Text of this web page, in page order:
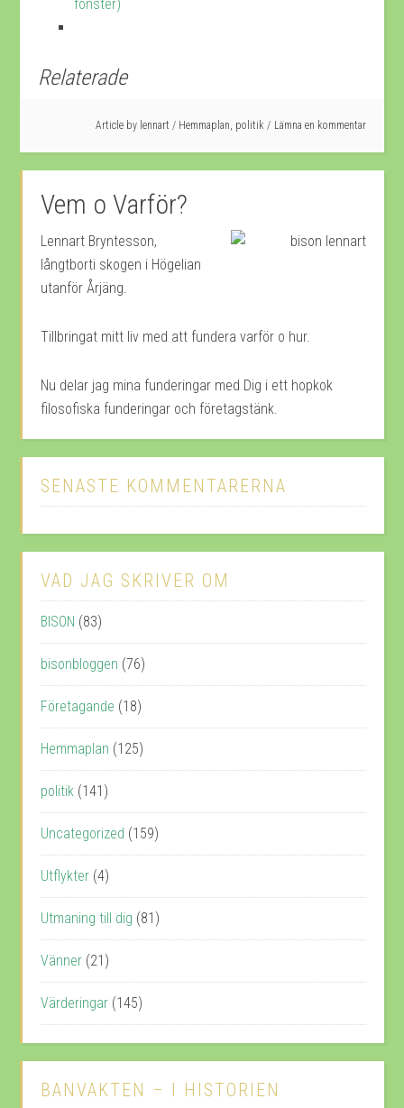
fönster)
Relaterade
Article by lennart / Hemmaplan politik Lämna en kommentar
Vem o Varför?
Lennart Bryntesson,
långtborti skogen i Högelian
utanför Årjäng.
Tillbringat mitt liv med att fundera varför o hur.
Nu delar jag mina funderingar med Dig i ett hopkok
filosofiska funderingar och företagstänk.
SENASTE KOMMENTARERNA
VAD JAG SKRIVER OM
BISON (83)
bisonbloggen (76)
Företagande (18)
Hemmaplan (125)
politik (141)
Uncategorized (159)
Utflykter (4)
Utmaning till dig (81)
Vänner (21)
Värderingar (145)
BANVAKTEN – I HISTORIEN